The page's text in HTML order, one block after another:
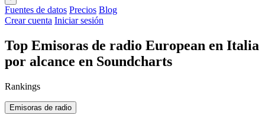
Fuentes de datos Precios Blog
Crear cuenta Iniciar sesión
Top Emisoras de radio European en Italia
por alcance en Soundcharts
Rankings
Emisoras de radio